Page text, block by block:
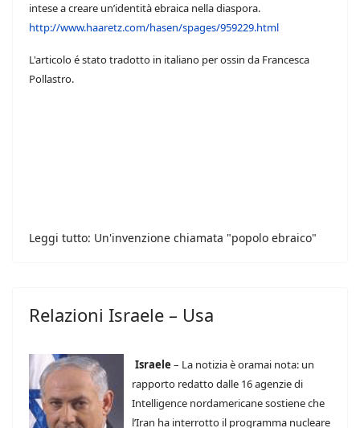
intese a creare un’identità ebraica nella diaspora.
http://www.haaretz.com/hasen/spages/959229.html
L'articolo é stato tradotto in italiano per ossin da Francesca
Pollastro.
Leggi tutto: Un'invenzione chiamata "popolo ebraico"
Relazioni Israele – Usa
Israele – La notizia è oramai nota: un
rapporto redatto dalle 16 agenzie di
Intelligence nordamericane sostiene che
l’Iran ha interrotto il programma nucleare